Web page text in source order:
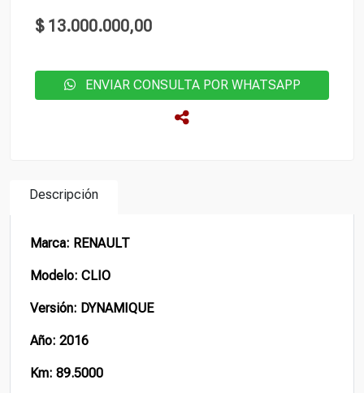
$ 13.000.000,00
ENVIAR CONSULTA POR WHATSAPP
Descripción
Marca: RENAULT
Modelo: CLIO
Versión: DYNAMIQUE
Año: 2016
Km: 89.5000